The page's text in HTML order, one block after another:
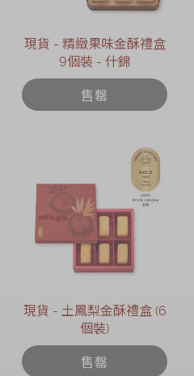
現貨 - 精緻果味金酥禮盒
9個裝 - 什錦
售罄
現貨 - 土鳳梨金酥禮盒 (6
個裝)
售罄